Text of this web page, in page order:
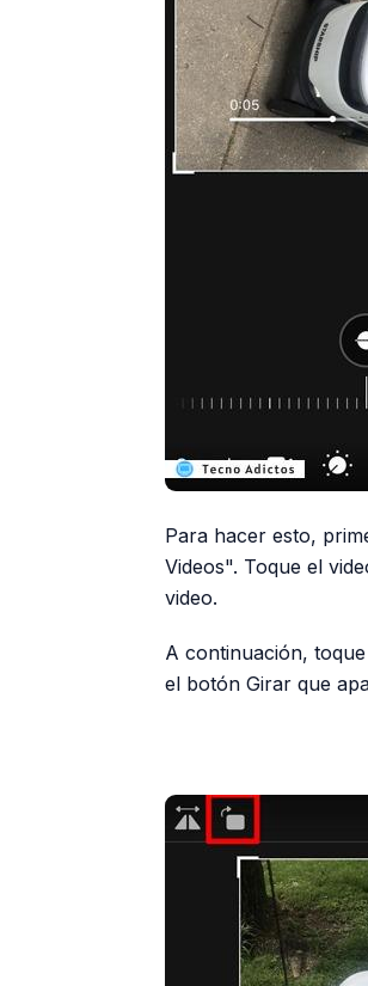
Para hacer esto,
Videos". Toque el
video.
A continuación,
el botón Girar que